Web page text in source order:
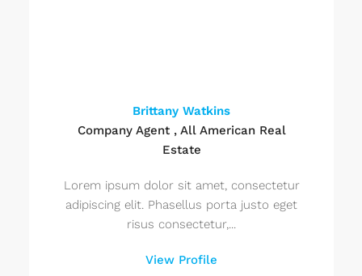
Brittany Watkins
Company Agent , All American Real
Estate
Lorem ipsum dolor sit amet, consectetur
adipiscing elit. Phasellus porta justo eget
risus consectetur,...
View Profile